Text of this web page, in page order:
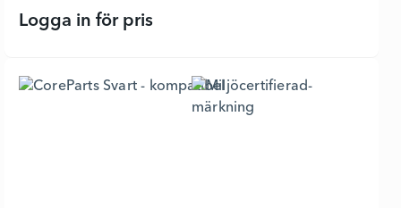
Logga in för prisSvart - kompatibel - 6328049 - Lägg